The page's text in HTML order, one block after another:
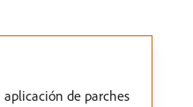
de parches